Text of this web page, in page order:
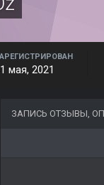
мая, 2021
ЗАПИСЬ ОТЗЫВЫ,